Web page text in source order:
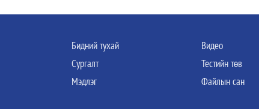
Бидний тухай
Сургалт
Мэдлэг
Видео
Тестийн төв
Файлын сан